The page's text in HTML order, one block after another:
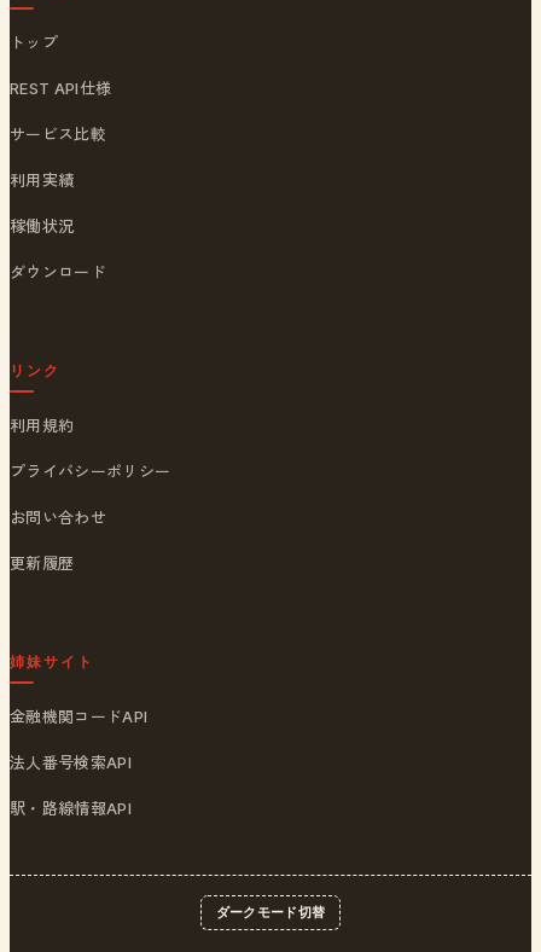
トップ
REST API仕様
サービス比較
利用実績
稼働状況
ダウンロード
リンク
利用規約
プライバシーポリシー
お問い合わせ
更新履歴
姉妹サイト
金融機関コードAPI
法人番号検索API
駅・路線情報API
ダークモード切替